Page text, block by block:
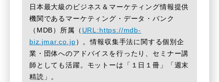
日本最大級のビジネス＆マーケティング情報提供
機関であるマーケティング・データ・バンク
（MDB）所属（ URL:https://mdb-
biz.jmar.co.jp ）。情報収集手法に関する個別企
業・団体へのアドバイスを行ったり、セミナー講
師としても活躍。モットーは「１日１冊」「週末
精読」。